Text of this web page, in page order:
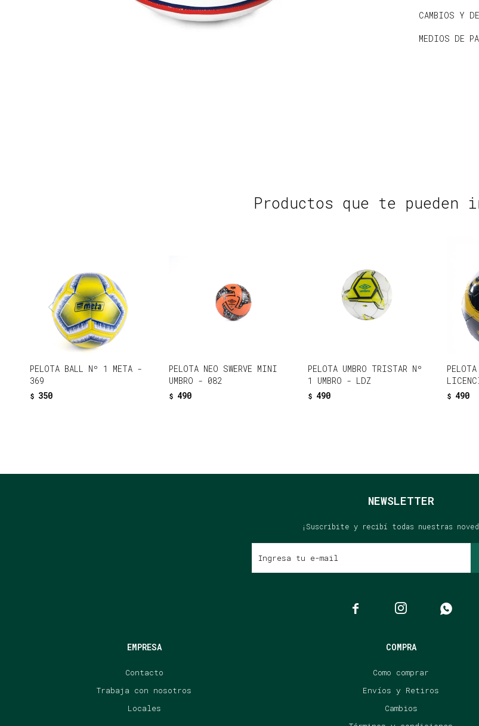
CAMBIOS Y
MEDIOS DE
Productos que te pueden
PELOTA BALL Nº 1 META -
369
$ 350
PELOTA NEO SWERVE MINI
UMBRO - 082
$ 490
PELOTA UMBRO TRISTAR Nº
1 UMBRO - LDZ
$ 490 $ 490
EMPRESA
Contacto
Trabaja con nosotros
Locales
COMPRA
Como comprar
Envíos y Retiros
Cambios
NEWSLETTER
¡Suscribite y recibí todas nuestras
  